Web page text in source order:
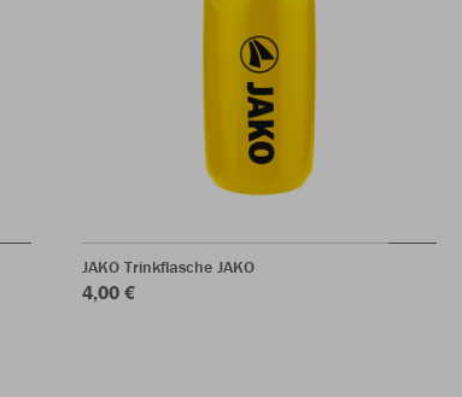
JAKO Trinkflasche JAKO
4,00 €